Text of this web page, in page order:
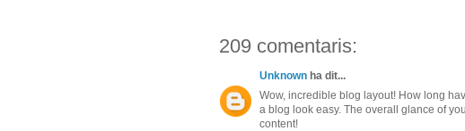
209 comentaris:
Unknown ha dit...
Wow, incredible blog layout! How long
a blog look easy. The overall glance of
content!